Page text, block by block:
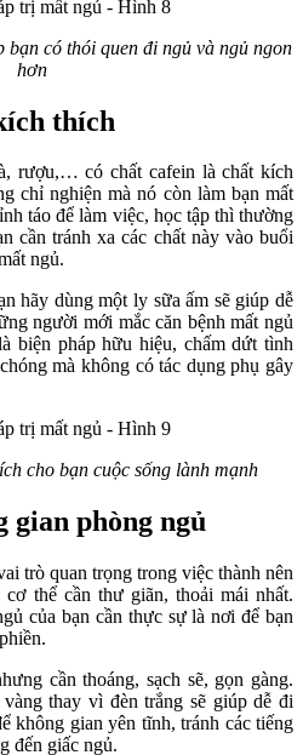
có thói quen đi ngủ và ngủ ngon
hơn
thích
rượu,… có chất cafein là chất kích
chỉ nghiện mà nó còn làm bạn mất
táo để làm việc, học tập thì thường
cần tránh xa các chất này vào buổi
ngủ.
hãy dùng một ly sữa ấm sẽ giúp dễ
người mới mắc căn bệnh mất ngủ
biện pháp hữu hiệu, chấm dứt tình
mà không có tác dụng phụ gây
cho bạn cuộc sống lành mạnh
gian phòng ngủ
trò quan trọng trong việc thành nên
thể cần thư giãn, thoải mái nhất.
của bạn cần thực sự là nơi để bạn
cần thoáng, sạch sẽ, gọn gàng.
thay vì đèn trắng sẽ giúp dễ đi
không gian yên tĩnh, tránh các tiếng
đến giấc ngủ.